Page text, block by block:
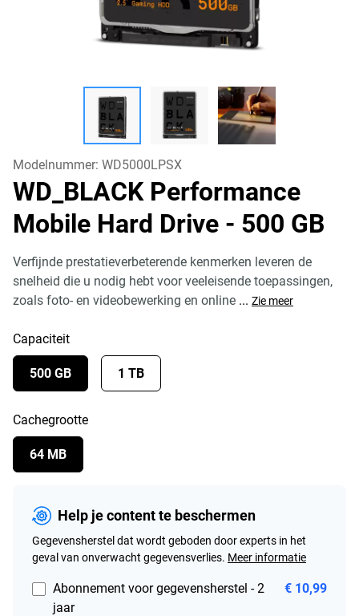
Modelnummer: WD5000LPSX
WD_BLACK Performance
Mobile Hard Drive - 500 GB
Verfijnde prestatieverbeterende kenmerken leveren de
snelheid die u nodig hebt voor veeleisende toepassingen,
zoals foto- en videobewerking en online ... Zie meer
Capaciteit
500 GB 1 TB
Cachegrootte
64 MB
Help je content te beschermen
Gegevensherstel dat wordt geboden door experts in het
geval van onverwacht gegevensverlies. Meer informatie
Abonnement voor gegevensherstel - 2
jaar
€ 10,99